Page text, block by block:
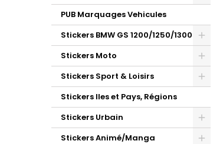
PUB Marquages Vehicules
Stickers BMW GS 1200/1250/1300
Stickers Moto
Stickers Sport & Loisirs
Stickers Iles et Pays, Régions
Stickers Urbain
Stickers Animé/Manga